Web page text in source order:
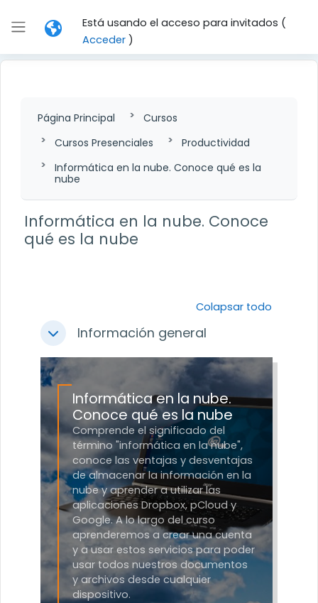
Panel lateral
Está usando el acceso para invitados (
Acceder)
Página Principal
Cursos
Cursos Presenciales
Productividad
Informática en la nube. Conoce qué es la
nube
Informática en la nube. Conoce
qué es la nube
ColapsarInformación general
Colapsar todo
Informática en la nube.
Conoce qué es la nube
Comprende el significado del
término "informática en la nube",
conoce las ventajas y desventajas
de almacenar la información en la
nube y aprender a utilizar las
aplicaciones Dropbox, pCloud y
Google. A lo largo del curso
aprenderemos a crear una cuenta
y a usar estos servicios para poder
usar todos nuestros documentos
y archivos desde cualquier
dispositivo.